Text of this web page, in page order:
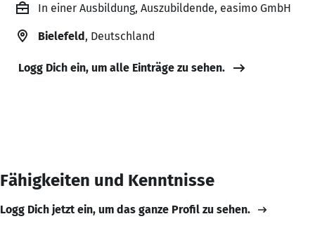
In einer Ausbildung, Auszubildende, easimo GmbH
Bielefeld, Deutschland
Logg Dich ein, um alle Einträge zu sehen.
Fähigkeiten und Kenntnisse
Logg Dich jetzt ein, um das ganze Profil zu sehen.